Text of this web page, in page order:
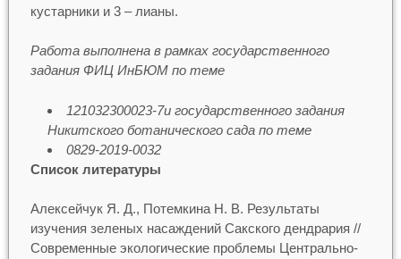
кустарники и 3 – лианы.
Работа выполнена в рамках государственного
задания ФИЦ ИнБЮМ по теме
121032300023-7и государственного задания
Никитского ботанического сада по теме
0829-2019-0032
Список литературы
Алексейчук Я. Д., Потемкина Н. В. Результаты
изучения зеленых насаждений Сакского дендрария //
Современные экологические проблемы Центрально-